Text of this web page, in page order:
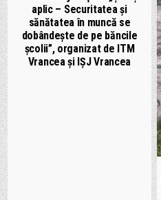
aplic – Securitatea şi
sănătatea în muncă se
dobândeşte de pe băncile
şcolii”, organizat de ITM
Vrancea și IȘJ Vrancea